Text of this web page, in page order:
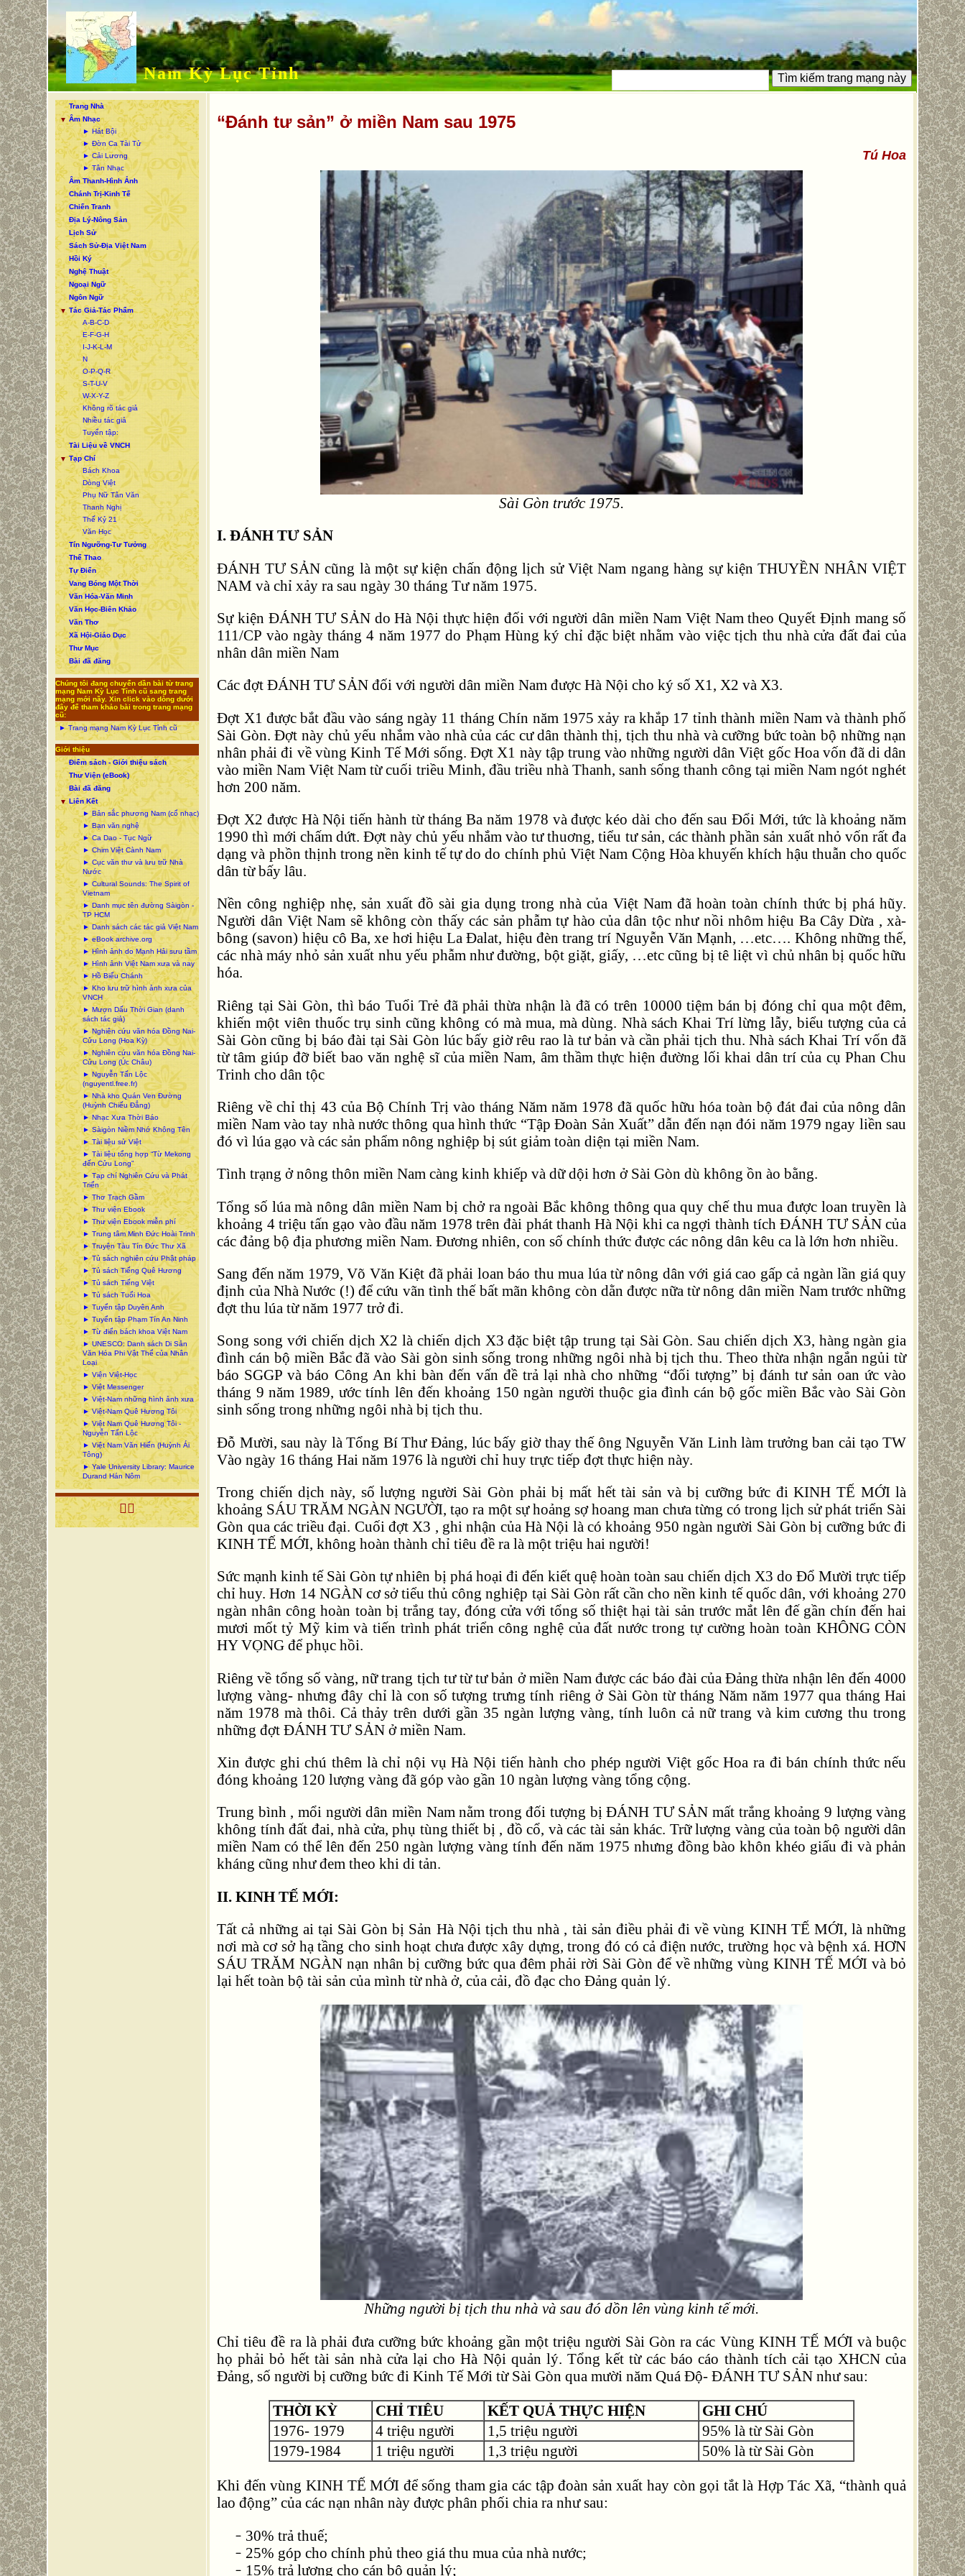
Nam Kỳ Lục Tỉnh
Trang Nhà
▼ Âm Nhạc
► Hát Bội
► Đờn Ca Tài Tử
► Cải Lương
► Tân Nhạc
Âm Thanh-Hình Ảnh
Chánh Trị-Kinh Tế
Chiến Tranh
Địa Lý-Nông Sản
Lịch Sử
Sách Sử-Địa Việt Nam
Hồi Ký
Nghệ Thuật
Ngoại Ngữ
Ngôn Ngữ
▼ Tác Giả-Tác Phẩm
A-B-C-D
E-F-G-H
I-J-K-L-M
N
O-P-Q-R
S-T-U-V
W-X-Y-Z
Không rõ tác giả
Nhiều tác giả
Tuyển tập:
Tài Liệu về VNCH
▼ Tạp Chí
Bách Khoa
Dòng Việt
Phụ Nữ Tân Văn
Thanh Nghị
Thế Kỷ 21
Văn Học
Tín Ngưỡng-Tư Tưởng
Thể Thao
Tự Điển
Vang Bóng Một Thời
Văn Hóa-Văn Minh
Văn Học-Biên Khảo
Văn Thơ
Xã Hội-Giáo Dục
Thư Mục
Bài đã đăng
Chúng tôi đang chuyển dần bài từ trang
mạng Nam Kỳ Lục Tỉnh cũ sang trang
mạng mới nầy. Xin click vào dòng dưới
đây để tham khảo bài trong trang mạng
cũ:
► Trang mạng Nam Kỳ Lục Tỉnh cũ
Giới thiệu
Điểm sách - Giới thiệu sách
Thư Viện (eBook)
Bài đã đăng
▼ Liên Kết
► Bản sắc phương Nam (cổ nhạc)
► Bạn văn nghệ
► Ca Dao - Tục Ngữ
► Chim Việt Cành Nam
► Cục văn thư và lưu trữ Nhà
Nước
► Cultural Sounds: The Spirit of
Vietnam
► Danh mục tên đường Sàigòn -
TP HCM
► Danh sách các tác giả Việt Nam
► eBook archive.org
► Hình ảnh do Mạnh Hải sưu tầm
► Hình ảnh Việt Nam xưa và nay
► Hồ Biểu Chánh
► Kho lưu trữ hình ảnh xưa của
VNCH
► Mượn Dấu Thời Gian (danh
sách tác giả)
► Nghiên cứu văn hóa Đồng Nai-
Cửu Long (Hoa Kỳ)
► Nghiên cứu văn hóa Đồng Nai-
Cửu Long (Úc Châu)
► Nguyễn Tấn Lộc
(nguyentl.free.fr)
► Nhà kho Quán Ven Đường
(Huỳnh Chiếu Đẳng)
► Nhạc Xưa Thời Báo
► Sàigòn Niềm Nhớ Không Tên
► Tài liệu sử Việt
► Tài liệu tổng hợp “Từ Mekong
đến Cửu Long”
► Tạp chí Nghiên Cứu và Phát
Triển
► Thơ Trạch Gầm
► Thư viện Ebook
► Thư viện Ebook miễn phí
► Trung tâm Minh Đức Hoài Trinh
► Truyện Tàu Tín Đức Thư Xã
► Tủ sách nghiên cứu Phật pháp
► Tủ sách Tiếng Quê Hương
► Tủ sách Tiếng Việt
► Tủ sách Tuổi Hoa
► Tuyển tập Duyên Anh
► Tuyển tập Phạm Tín An Ninh
► Từ điển bách khoa Việt Nam
► UNESCO: Danh sách Di Sản
Văn Hóa Phi Vật Thể của Nhân
Loại
► Viện Việt-Học
► Việt Messenger
► Việt-Nam những hình ảnh xưa
► Việt-Nam Quê Hương Tôi
► Việt Nam Quê Hương Tôi -
Nguyễn Tấn Lộc
► Việt Nam Văn Hiến (Huỳnh Ái
Tông)
► Yale University Library: Maurice
Durand Hán Nôm

“Đánh tư sản” ở miền Nam sau 1975
Tú Hoa
Sài Gòn trước 1975.
I. ĐÁNH TƯ SẢN
ĐÁNH TƯ SẢN cũng là một sự kiện chấn động lịch sử Việt Nam ngang hàng sự kiện THUYỀN NHÂN VIỆT
NAM và chỉ xảy ra sau ngày 30 tháng Tư năm 1975.
Sự kiện ĐÁNH TƯ SẢN do Hà Nội thực hiện đối với người dân miền Nam Việt Nam theo Quyết Định mang số
111/CP vào ngày tháng 4 năm 1977 do Phạm Hùng ký chỉ đặc biệt nhằm vào việc tịch thu nhà cửa đất đai của
nhân dân miền Nam
Các đợt ĐÁNH TƯ SẢN đối với người dân miền Nam được Hà Nội cho ký số X1, X2 và X3.
Đợt X1 được bắt đầu vào sáng ngày 11 tháng Chín năm 1975 xảy ra khắp 17 tỉnh thành miền Nam và thành phố
Sài Gòn. Đợt này chủ yếu nhắm vào nhà của các cư dân thành thị, tịch thu nhà và cưỡng bức toàn bộ những nạn
nhân phải đi về vùng Kinh Tế Mới sống. Đợt X1 này tập trung vào những người dân Việt gốc Hoa vốn đã di dân
vào miền Nam Việt Nam từ cuối triều Minh, đầu triều nhà Thanh, sanh sống thanh công tại miền Nam ngót nghét
hơn 200 năm.
Đợt X2 được Hà Nội tiến hành từ tháng Ba năm 1978 và được kéo dài cho đến sau Đổi Mới, tức là khoảng năm
1990 thì mới chấm dứt. Đợt này chủ yếu nhắm vào tư thuơng, tiểu tư sản, các thành phần sản xuất nhỏ vốn rất đa
dạng và phồn thịnh trong nền kinh tế tự do do chính phủ Việt Nam Cộng Hòa khuyến khích hậu thuẫn cho quốc
dân từ bấy lâu.
Nền công nghiệp nhẹ, sản xuất đồ sài gia dụng trong nhà của Việt Nam đã hoàn toàn chính thức bị phá hũy.
Người dân Việt Nam sẽ không còn thấy các sản phẫm tự hào của dân tộc như nồi nhôm hiệu Ba Cây Dừa , xà-
bông (savon) hiệu cô Ba, xe hơi hiệu La Đalat, hiệu đèn trang trí Nguyễn Văn Mạnh, …etc…. Không những thế,
các nhà máy nhỏ sản xuất nhu yếu phẫm như đường, bột giặt, giấy, …etc cũng bị tê liệt vì chủ nhân bị quốc hữu
hóa.
Riêng tại Sài Gòn, thì báo Tuổi Trẻ đã phải thừa nhận là đã có trên 10000 tiệm bán bị đóng chỉ qua một đêm,
khiến một viên thuốc trụ sinh cũng không có mà mua, mà dùng. Nhà sách Khai Trí lừng lẫy, biểu tượng của cả
Sài Gòn cũng bị báo đài tại Sài Gòn lúc bấy giờ rêu rao là tư bản và cần phải tịch thu. Nhà sách Khai Trí vốn đã
từ tâm giúp đỡ biết bao văn nghệ sĩ của miền Nam, âm thầm thực hiện đường lối khai dân trí của cụ Phan Chu
Trinh cho dân tộc
Riêng về chỉ thị 43 của Bộ Chính Trị vào tháng Năm năm 1978 đã quốc hữu hóa toàn bộ đát đai của nông dân
miền Nam vào tay nhà nước thông qua hình thức “Tập Đoàn Sản Xuất” dẫn đến nạn đói năm 1979 ngay liền sau
đó vì lúa gạo và các sản phẩm nông nghiệp bị sút giảm toàn diện tại miền Nam.
Tình trạng ở nông thôn miền Nam càng kinh khiếp và dữ dội hơn ở Sài Gòn dù không ồn ào bằng.
Tổng số lúa mà nông dân miền Nam bị chở ra ngoài Bắc không thông qua quy chế thu mua được loan truyền là
khoảng 4 triệu tấn gạo vào đầu năm 1978 trên đài phát thanh Hà Nội khi ca ngợi thành tích ĐÁNH TƯ SẢN của
các đảng bộ địa phương miền Nam. Đương nhiên, con số chính thức được các nông dân kêu ca là lớn hơn nhiều.
Sang đến năm 1979, Võ Văn Kiệt đã phải loan báo thu mua lúa từ nông dân với giá cao gấp cả ngàn lần giá quy
định của Nhà Nước (!) để cứu vãn tình thế bất mãn không còn dằn được nữa từ nông dân miền Nam trước những
đợt thu lúa từ năm 1977 trở đi.
Song song với chiến dịch X2 là chiến dịch X3 đặc biệt tập trung tại Sài Gòn. Sau chiến dịch X3, hàng ngàn gia
đình cán bộ miền Bắc đã vào Sài gòn sinh sống trong những ngôi nhà bị tịch thu. Theo thừa nhận ngắn ngủi từ
báo SGGP và báo Công An khi bàn đến vấn đề trả lại nhà cho những “đối tượng” bị đánh tư sản oan ức vào
tháng 9 năm 1989, ước tính lên đến khoảng 150 ngàn người thuộc gia đình cán bộ gốc miền Bắc vào Sài Gòn
sinh sống trong những ngôi nhà bị tịch thu.
Đỗ Mười, sau này là Tổng Bí Thư Đảng, lúc bấy giờ thay thế ông Nguyễn Văn Linh làm trưởng ban cải tạo TW
Vào ngày 16 tháng Hai năm 1976 là người chỉ huy trực tiếp đợt thực hiện này.
Trong chiến dịch này, số lượng người Sài Gòn phải bị mất hết tài sản và bị cưỡng bức đi KINH TẾ MỚI là
khoảng SÁU TRĂM NGÀN NGƯỜI, tạo ra một sự hoảng sợ hoang man chưa từng có trong lịch sử phát triển Sài
Gòn qua các triều đại. Cuối đợt X3 , ghi nhận của Hà Nội là có khoảng 950 ngàn người Sài Gòn bị cưỡng bức đi
KINH TẾ MỚI, không hoàn thành chỉ tiêu đề ra là một triệu hai người!
Sức mạnh kinh tế Sài Gòn tự nhiên bị phá hoại đi đến kiết quệ hoàn toàn sau chiến dịch X3 do Đổ Mười trực tiếp
chỉ huy. Hơn 14 NGÀN cơ sở tiểu thủ công nghiệp tại Sài Gòn rất cần cho nền kinh tế quốc dân, với khoảng 270
ngàn nhân công hoàn toàn bị trắng tay, đóng cửa với tổng số thiệt hại tài sản trước mắt lên đế gần chín đến hai
mươi mốt tỷ Mỹ kim và tiến trình phát triển công nghệ của đất nước trong tự cường hoàn toàn KHÔNG CÒN
HY VỌNG để phục hồi.
Riêng về tổng số vàng, nữ trang tịch tư từ tư bản ở miền Nam được các báo đài của Đảng thừa nhận lên đến 4000
lượng vàng- nhưng đây chỉ là con số tượng trưng tính riêng ở Sài Gòn từ tháng Năm năm 1977 qua tháng Hai
năm 1978 mà thôi. Cả thảy trên dưới gần 35 ngàn lượng vàng, tính luôn cả nữ trang và kim cương thu trong
những đợt ĐÁNH TƯ SẢN ở miền Nam.
Xin được ghi chú thêm là chỉ nội vụ Hà Nội tiến hành cho phép người Việt gốc Hoa ra đi bán chính thức nếu
đóng khoảng 120 lượng vàng đã góp vào gần 10 ngàn lượng vàng tổng cộng.
Trung bình , mổi người dân miền Nam nằm trong đối tượng bị ĐÁNH TƯ SẢN mất trắng khoảng 9 lượng vàng
không tính đất đai, nhà cửa, phụ tùng thiết bị , đồ cổ, và các tài sản khác. Trữ lượng vàng của toàn bộ người dân
miền Nam có thể lên đến 250 ngàn lượng vàng tính đến năm 1975 nhưng đồng bào khôn khéo giấu đi và phản
kháng cũng như đem theo khi di tản.
II. KINH TẾ MỚI:
Tất cả những ai tại Sài Gòn bị Sản Hà Nội tịch thu nhà , tài sản điều phải đi về vùng KINH TẾ MỚI, là những
nơi mà cơ sở hạ tầng cho sinh hoạt chưa được xây dựng, trong đó có cả điện nước, trường học và bệnh xá. HƠN
SÁU TRĂM NGÀN nạn nhân bị cưỡng bức qua đêm phải rời Sài Gòn để về những vùng KINH TẾ MỚI và bỏ
lại hết toàn bộ tài sản của mình từ nhà ở, của cải, đồ đạc cho Đảng quản lý.
Những người bị tịch thu nhà và sau đó dồn lên vùng kinh tế mới.
Chỉ tiêu đề ra là phải đưa cưỡng bức khoảng gần một triệu người Sài Gòn ra các Vùng KINH TẾ MỚI và buộc
họ phải bỏ hết tài sản nhà cửa lại cho Hà Nội quản lý. Tổng kết từ các báo cáo thành tích cải tạo XHCN của
Đảng, số người bị cưỡng bức đi Kinh Tế Mới từ Sài Gòn qua mười năm Quá Độ- ĐÁNH TƯ SẢN như sau:
THỜI KỲ CHỈ TIÊU KẾT QUẢ THỰC HIỆN
GHI CHÚ
1976- 1979
4 triệu người 1,5 triệu người
95% là từ Sài Gòn
1979-1984
1 triệu người 1,3 triệu người 50% là từ Sài Gòn
Khi đến vùng KINH TẾ MỚI để sống tham gia các tập đoàn sản xuất hay còn gọi tắt là Hợp Tác Xã, “thành quả
lao động” của các nạn nhân này được phân phối chia ra như sau:
30% trả thuế;
25% góp cho chính phủ theo giá thu mua của nhà nước;
15% trả lương cho cán bộ quản lý;